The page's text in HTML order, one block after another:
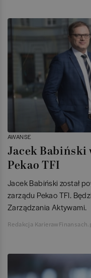
AWANSE
Jacek Babiński
Pekao TFI
Jacek Babiński został
zarządu Pekao TFI.
Zarządzania Aktywami.
Redakcja